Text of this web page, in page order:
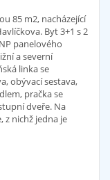
85 m2, nacházející
Byt 3+1 s 2
panelového
a severní
linka se
obývací sestava,
pračka se
dveře. Na
z nichž jedna je